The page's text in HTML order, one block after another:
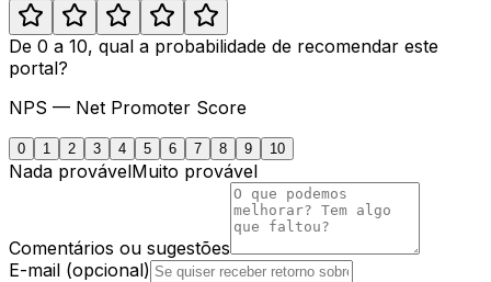
De 0 a 10, qual a probabilidade de recomendar este
portal?
NPS — Net Promoter Score
0 1 2 3 4 5 6 7 8 9 10
Nada provávelMuito provável
Comentários ou sugestões
E-mail (opcional)